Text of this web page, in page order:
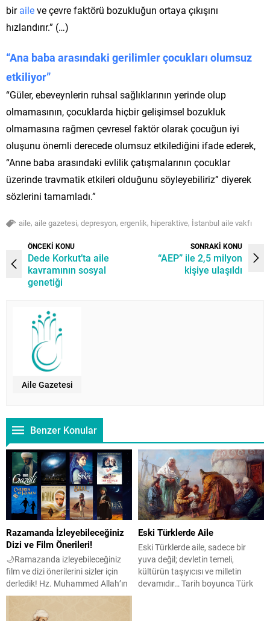
biraileve çevre faktörü bozukluğun ortaya çıkışını
hızlandırır.” (…)
“Ana baba arasındaki gerilimler çocukları olumsuz
etkiliyor”
“Güler, ebeveynlerin ruhsal sağlıklarının yerinde olup
olmamasının, çocuklarda hiçbir gelişimsel bozukluk
olmamasına rağmen çevresel faktör olarak çocuğun iyi
oluşunu önemli derecede olumsuz etkilediğini ifade ederek,
“Anne baba arasındaki evlilik çatışmalarının çocuklar
üzerinde travmatik etkileri olduğunu söyleyebiliriz” diyerek
sözlerini tamamladı.”
aile, aile gazetesi, depresyon, ergenlik, hiperaktive, İstanbul aile vakfı
ÖNCEKİ KONU
Dede Korkut’ta aile
kavramının sosyal
genetiği
SONRAKİ KONU
“AEP” ile 2,5 milyon
kişiye ulaşıldı
Aile Gazetesi
Benzer Konular
Razamanda İzleyebileceğiniz
Dizi ve Film Önerileri!
🌙Ramazanda izleyebileceğiniz
film ve dizi önerilerini sizler için
derledik! Hz. Muhammed Allah’ın
Elçisi Film peygamber efendimiz
Hz. Muhammed sallallahu aleyhi
Eski Türklerde Aile
Eski Türklerde aile, sadece bir
yuva değil; devletin temeli,
kültürün taşıyıcısı ve milletin
devamıdır… Tarih boyunca Türk